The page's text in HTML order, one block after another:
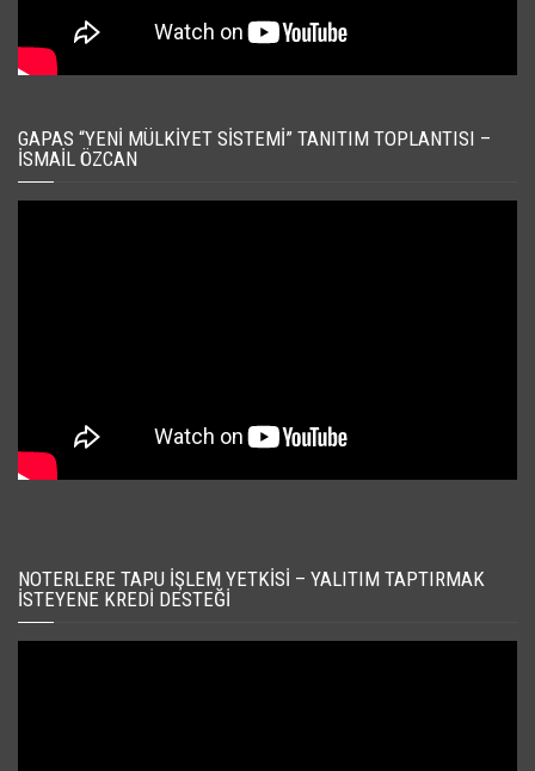
GAPAS “YENI MÜLKIYET SISTEMI” TANITIM TOPLANTISI –
İSMAIL ÖZCAN
NOTERLERE TAPU İŞLEM YETKISI – YALITIM TAPTIRMAK
İSTEYENE KREDI DESTEĞI